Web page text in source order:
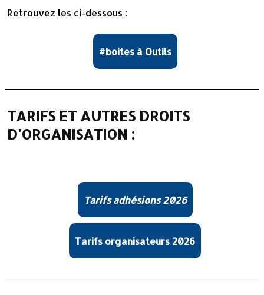
Retrouvez les ci-dessous :
#boites à Outils
TARIFS ET AUTRES DROITS
D'ORGANISATION :
Tarifs adhésions 2026
Tarifs organisateurs 2026